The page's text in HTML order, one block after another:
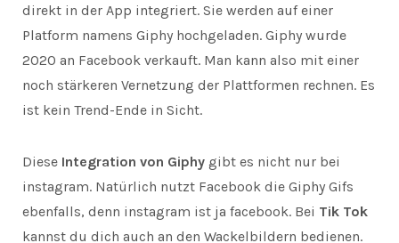
direkt in der App integriert. Sie werden auf einer
Platform namens Giphy hochgeladen. Giphy wurde
2020 an Facebook verkauft. Man kann also mit einer
noch stärkeren Vernetzung der Plattformen rechnen. Es
ist kein Trend-Ende in Sicht.
Diese Integration von Giphy gibt es nicht nur bei
instagram. Natürlich nutzt Facebook die Giphy Gifs
ebenfalls, denn instagram ist ja facebook. Bei Tik Tok
kannst du dich auch an den Wackelbildern bedienen.